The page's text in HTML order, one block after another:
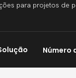
para projetos de
Número